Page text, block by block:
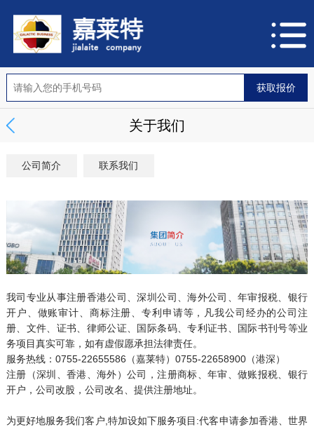
关于我们
公司简介 联系我们
我司专业从事注册香港公司、深圳公司、海外公司、年审报税、银行
开户、做账审计、商标注册、专利申请等，凡我公司经办的公司注
册、文件、证书、律师公证、国际条码、专利证书、国际书刊号等业
务项目真实可靠，如有虚假愿承担法律责任。
服务热线：0755-22655586（嘉莱特）0755-22658900（港深）
注册（深圳、香港、海外）公司，注册商标、年审、做账报税、银行
开户，公司改股，公司改名、提供注册地址。
为更好地服务我们客户,特加设如下服务项目:代客申请参加香港、世界